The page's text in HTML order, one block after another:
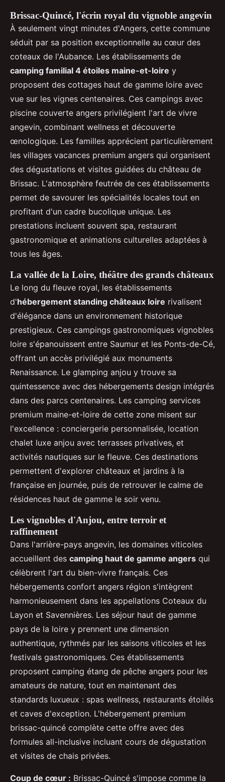
Brissac-Quincé, l'écrin royal du vignoble angevin
À seulement vingt minutes d'Angers, cette commune
séduit par sa position exceptionnelle au cœur des
coteaux de l'Aubance. Les établissements de
camping familial 4 étoiles maine-et-loire y
proposent des cottages haut de gamme loire avec
vue sur les vignes centenaires. Ces campings avec
piscine couverte angers privilégient l'art de vivre
angevin, combinant wellness et découverte
œnologique. Les familles apprécient particulièrement
les villages vacances premium angers qui organisent
des dégustations et visites guidées du château de
Brissac. L'atmosphère feutrée de ces établissements
permet de savourer les spécialités locales tout en
profitant d'un cadre bucolique unique. Les
prestations incluent souvent spa, restaurant
gastronomique et animations culturelles adaptées à
tous les âges.
La vallée de la Loire, théâtre des grands châteaux
Le long du fleuve royal, les établissements
d'hébergement standing châteaux loire rivalisent
d'élégance dans un environnement historique
prestigieux. Ces campings gastronomiques vignobles
loire s'épanouissent entre Saumur et les Ponts-de-Cé,
offrant un accès privilégié aux monuments
Renaissance. Le glamping anjou y trouve sa
quintessence avec des hébergements design intégrés
dans des parcs centenaires. Les camping services
premium maine-et-loire de cette zone misent sur
l'excellence : conciergerie personnalisée, location
chalet luxe anjou avec terrasses privatives, et
activités nautiques sur le fleuve. Ces destinations
permettent d'explorer châteaux et jardins à la
française en journée, puis de retrouver le calme de
résidences haut de gamme le soir venu.
Les vignobles d'Anjou, entre terroir et
raffinement
Dans l'arrière-pays angevin, les domaines viticoles
accueillent des camping haut de gamme angers qui
célèbrent l'art du bien-vivre français. Ces
hébergements confort angers région s'intègrent
harmonieusement dans les appellations Coteaux du
Layon et Savennières. Les séjour haut de gamme
pays de la loire y prennent une dimension
authentique, rythmés par les saisons viticoles et les
festivals gastronomiques. Ces établissements
proposent camping étang de pêche angers pour les
amateurs de nature, tout en maintenant des
standards luxueux : spas wellness, restaurants étoilés
et caves d'exception. L'hébergement premium
brissac-quincé complète cette offre avec des
formules all-inclusive incluant cours de dégustation
et visites de chais privées.
Coup de cœur : Brissac-Quincé s'impose comme la